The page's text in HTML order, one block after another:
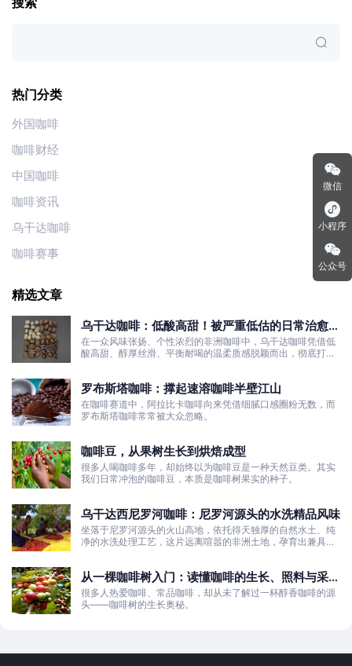
热门分类
外国咖啡
咖啡财经
中国咖啡
咖啡资讯
乌干达咖啡
咖啡赛事
精选文章
乌干达咖啡：低酸高甜！被严重低估的日常治愈口
粮豆
在一众风味张扬、个性浓烈的非洲咖啡中，乌干达咖啡凭借低
酸高甜、醇厚丝滑、平衡耐喝的温柔质感脱颖而出，彻底打破
罗布斯塔咖啡：撑起速溶咖啡半壁江山
在咖啡赛道中，阿拉比卡咖啡向来凭借细腻口感圈粉无数，而
罗布斯塔咖啡常常被大众忽略。
咖啡豆，从果树生长到烘焙成型
很多人喝咖啡多年，却始终以为咖啡豆是一种天然豆类。其实
我们日常冲泡的咖啡豆，本质是咖啡树果实的种子。
乌干达西尼罗河咖啡：尼罗河源头的水洗精品风味
坐落于尼罗河源头的火山高地，依托得天独厚的自然水土、纯
净的水洗处理工艺，这片远离喧嚣的非洲土地，孕育出兼具干
从一棵咖啡树入门：读懂咖啡的生长、照料与采收
全过程
很多人热爱咖啡、常品咖啡，却从未了解过一杯醇香咖啡的源
头——咖啡树的生长奥秘。
微信
小程序
公众号